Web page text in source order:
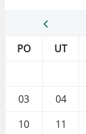
PO
UT
03
04
10
11